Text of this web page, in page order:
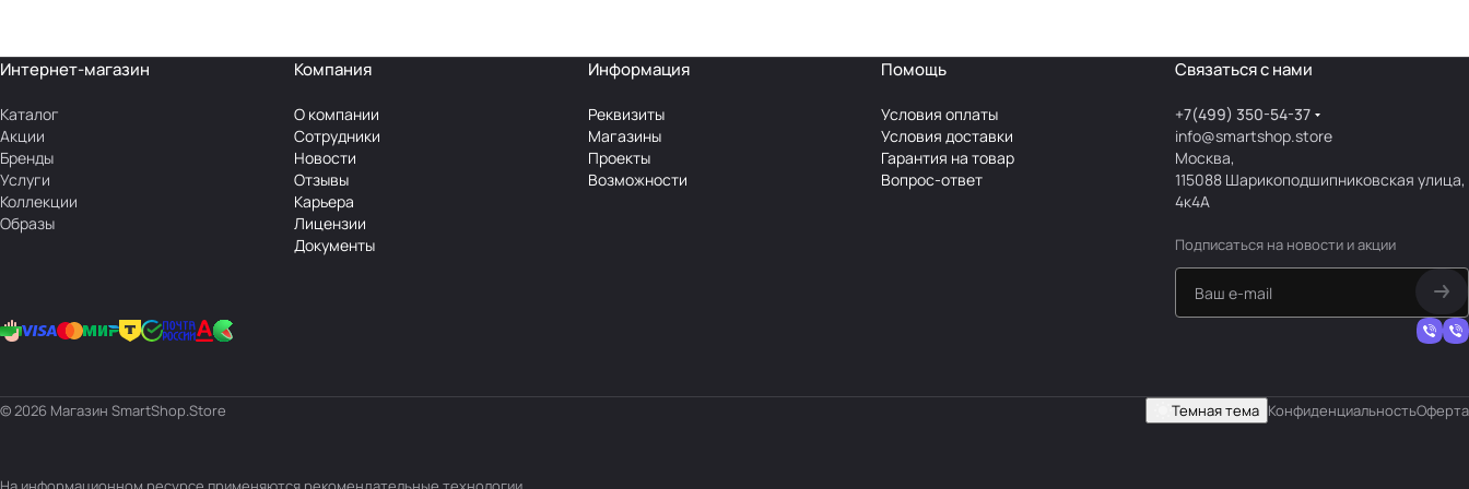
Интернет-магазин
Каталог
Акции
Бренды
Услуги
Коллекции
Образы
Компания
О компании
Сотрудники
Новости
Отзывы
Карьера
Лицензии
Документы
Информация
Реквизиты
Магазины
Проекты
Возможности
Помощь
Условия оплаты
Условия доставки
Гарантия на товар
Вопрос-ответ
Связаться с нами
+7(499) 350-54-37
info@smartshop.store
Москва,
115088 Шарикоподшипниковская улица,
4к4А
Подписаться на новости и акции
© 2026 Магазин SmartShop.Store Темная тема КонфиденциальностьОферта